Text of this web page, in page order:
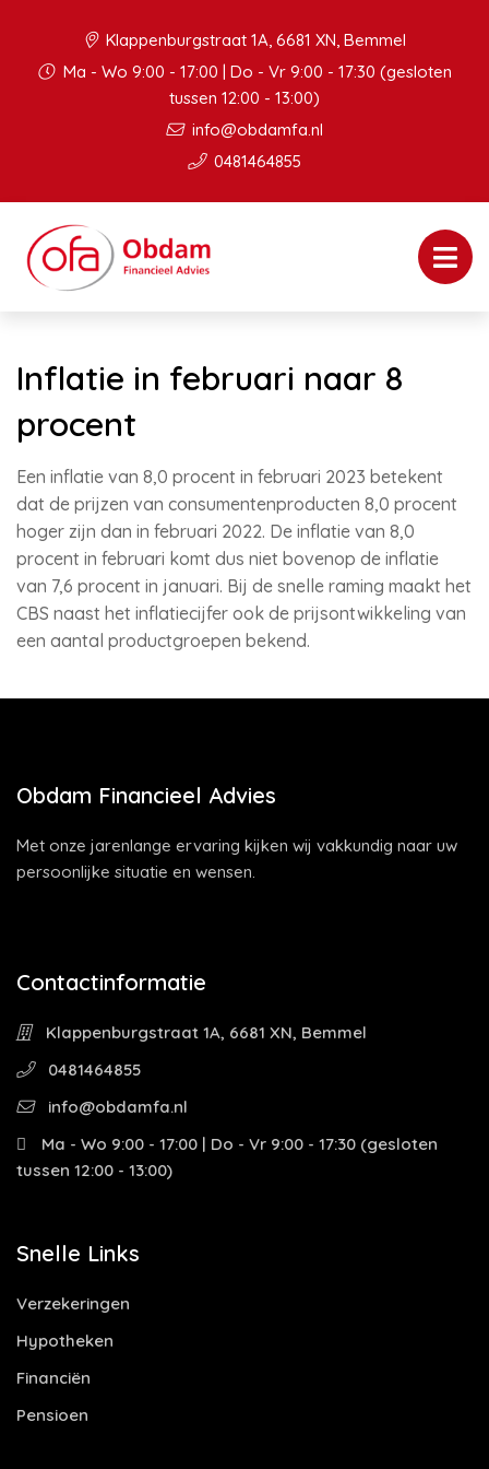
Klappenburgstraat 1A, 6681 XN, Bemmel
Ma - Wo 9:00 - 17:00 | Do - Vr 9:00 - 17:30 (gesloten
tussen 12:00 - 13:00)
info@obdamfa.nl
0481464855
Inflatie in februari naar 8
procent
Een inflatie van 8,0 procent in februari 2023 betekent
dat de prijzen van consumentenproducten 8,0 procent
hoger zijn dan in februari 2022. De inflatie van 8,0
procent in februari komt dus niet bovenop de inflatie
van 7,6 procent in januari. Bij de snelle raming maakt het
CBS naast het inflatiecijfer ook de prijsontwikkeling van
een aantal productgroepen bekend.
Obdam Financieel Advies
Met onze jarenlange ervaring kijken wij vakkundig naar uw
persoonlijke situatie en wensen.
Contactinformatie
Klappenburgstraat 1A, 6681 XN, Bemmel
0481464855
info@obdamfa.nl
Ma - Wo 9:00 - 17:00 | Do - Vr 9:00 - 17:30 (gesloten
tussen 12:00 - 13:00)
Snelle Links
Verzekeringen
Hypotheken
Financiën
Pensioen